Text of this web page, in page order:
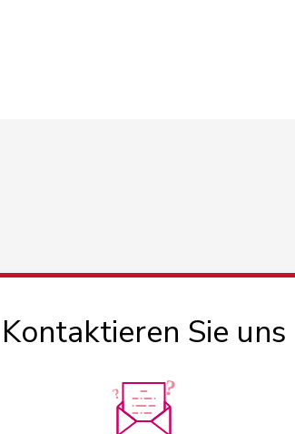
Sie uns